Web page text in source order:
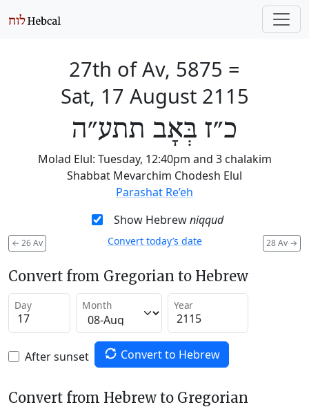
27th of Av, 5875 =
Sat, 17 August 2115
כ״ז בְּאָב תתע״ה
Molad Elul: Tuesday, 12:40pm and 3 chalakim
Shabbat Mevarchim Chodesh Elul
Parashat Re’eh
Show Hebrewniqqud
← 26 Av 28 Av →
Convert today’s date
Convert from Gregorian to Hebrew
Day Month Year
After sunset Convert to Hebrew
Convert from Hebrew to Gregorian